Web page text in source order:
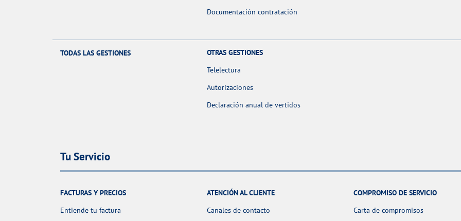
Documentación contratación
TODAS LAS GESTIONES
OTRAS GESTIONES
Telelectura
Autorizaciones
Declaración anual de vertidos
Tu Servicio
FACTURAS Y PRECIOS
Entiende tu factura
ATENCIÓN AL CLIENTE
Canales de contacto
COMPROMISO DE SERVICIO
Carta de compromisos